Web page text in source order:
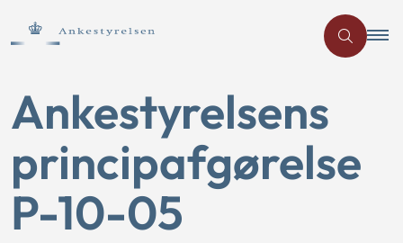
Ankestyrelsens
principafgørelse
P-10-05